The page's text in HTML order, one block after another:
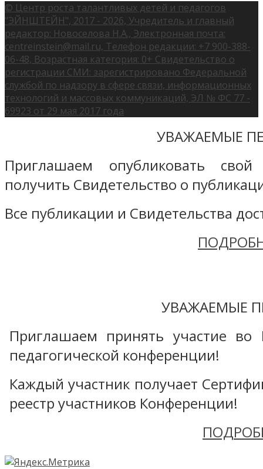
© Центр роста талантливых детей и педагогов
"ЭЙНШТЕЙН", 2017 - 2026, Учредитель и главный
редактор: Новоселова Н.А., Электронная почта:
centreinstein@mail.ru, Телефон редакции: +7 900-388-
06-48, Возрастная категория: 0+ Свидетельство о
регистрации СМИ: зарегистрировано Федеральной
службой по надзору в сфере связи, информационных
технологий и массовых коммуникаций, ЭЛ № ФС 77 -
69923 от 29 мая 2017 года
УВАЖАЕМЫЕ
Приглашаем опубликовать
получить Свидетельство о
Все публикации и Свидетельства
УВАЖАЕМЫЕ
Приглашаем принять участие во
педагогической конференции!
Каждый участник получает
реестр участников Конференции!